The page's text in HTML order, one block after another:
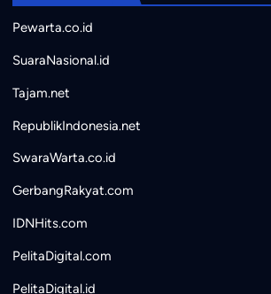
Pewarta.co.id
SuaraNasional.id
Tajam.net
RepublikIndonesia.net
SwaraWarta.co.id
GerbangRakyat.com
IDNHits.com
PelitaDigital.com
PelitaDigital.id